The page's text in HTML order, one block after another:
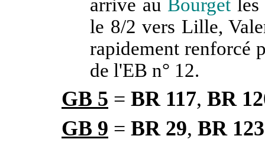
arrive au Bourget
le 8/2 vers Lille,
rapidement renforcé
de l'EB n° 12.
GB 5 = BR 117, BR
GB 9 = BR 29, BR 123